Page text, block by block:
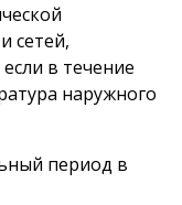
сетей,
в течение
наружного
период в